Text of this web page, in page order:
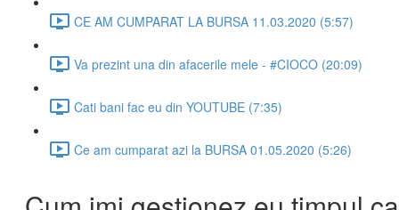
CE AM CUMPARAT LA BURSA 11.03.2020 (5:57)
Va prezint una din afacerile mele - #CIOCO (20:09)
Cati bani fac eu din YOUTUBE (7:35)
Ce am cumparat azi la BURSA 01.05.2020 (5:26)